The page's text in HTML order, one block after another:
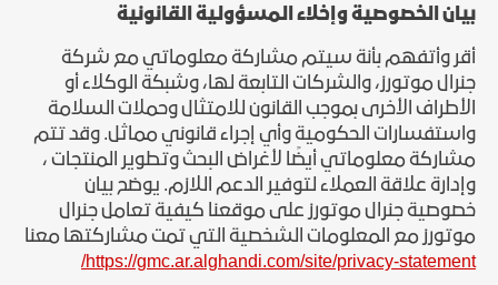
بيان الخصوصية وإخلاء المسؤولية القانونية
أقر وأتفهم بأنة سيتم مشاركة معلوماتي مع شركة
جنرال موتورز، والشركات التابعة لها، وشبكة الوكلاء أو
الأطراف الأخرى بموجب القانون للامتثال وحملات السلامة
واستفسارات الحكومية وأي إجراء قانوني مماثل. وقد تتم
مشاركة معلوماتي أيضًا لأغراض البحث وتطوير المنتجات ،
وإدارة علاقة العملاء لتوفير الدعم اللازم. يوضح بيان
خصوصية جنرال موتورز على موقعنا كيفية تعامل جنرال
موتورز مع المعلومات الشخصية التي تمت مشاركتها معنا
https://gmc.ar.alghandi.com/site/privacy-statement/